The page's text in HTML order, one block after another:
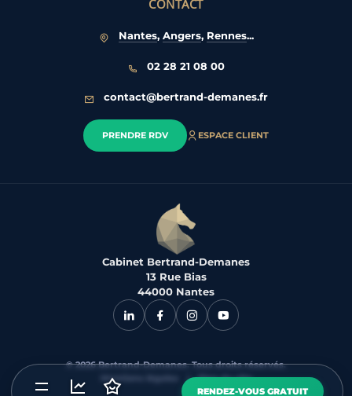
RENDEZ-VOUS GRATUIT
CONTACT
Nantes, Angers, Rennes...
02 28 21 08 00
contact@bertrand-demanes.fr
PRENDRE RDV ESPACE CLIENT
Cabinet Bertrand-Demanes
13 Rue Bias
44000 Nantes
© 2026 Bertrand-Demanes. Tous droits réservés.
Mentions légales
| Plan du site